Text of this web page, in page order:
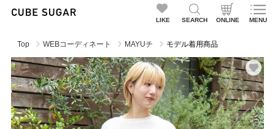
LIKE SEARCH ONLINE MENU
Top WEBコーディネート MAYUチ モデル着用商品